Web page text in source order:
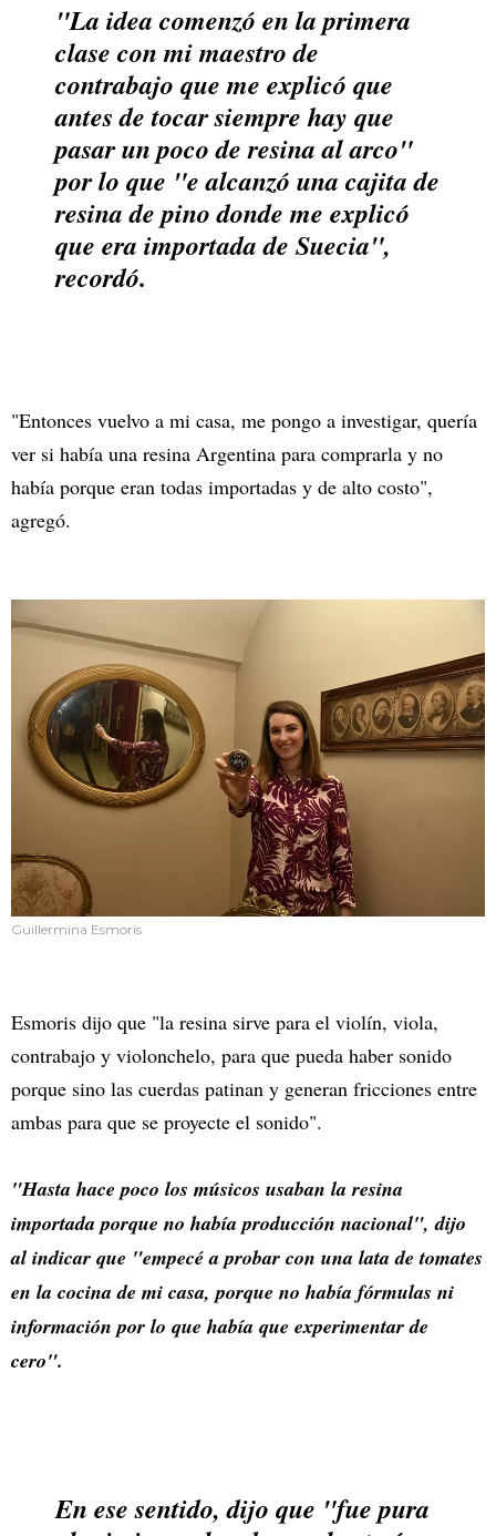
"La idea comenzó en la primera
clase con mi maestro de
contrabajo que me explicó que
antes de tocar siempre hay que
pasar un poco de resina al arco"
por lo que "e alcanzó una cajita de
resina de pino donde me explicó
que era importada de Suecia",
recordó.
"Entonces vuelvo a mi casa, me pongo a investigar, quería
ver si había una resina Argentina para comprarla y no
había porque eran todas importadas y de alto costo",
agregó.
Guillermina Esmoris
Esmoris dijo que "la resina sirve para el violín, viola,
contrabajo y violonchelo, para que pueda haber sonido
porque sino las cuerdas patinan y generan fricciones entre
ambas para que se proyecte el sonido".
"Hasta hace poco los músicos usaban la resina
importada porque no había producción nacional", dijo
al indicar que "empecé a probar con una lata de tomates
en la cocina de mi casa, porque no había fórmulas ni
información por lo que había que experimentar de
cero".
En ese sentido, dijo que "fue pura